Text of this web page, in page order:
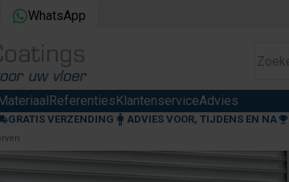
WhatsApp
ReferentiesKlantenserviceAdvies
GRATIS VERZENDING ADVIES VOOR, TIJDENS EN NA